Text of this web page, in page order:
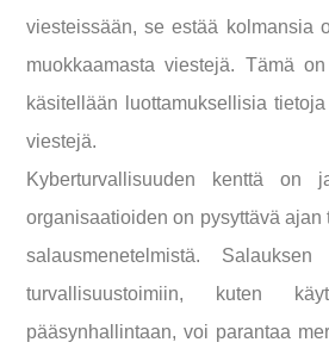
viesteissään, se estää kolmansia
muokkaamasta viestejä. Tämä
käsitellään luottamuksellisia
viestejä.
Kyberturvallisuuden kenttä on
organisaatioiden on pysyttävä
salausmenetelmistä.
turvallisuustoimiin, kuten
pääsynhallintaan, voi parantaa